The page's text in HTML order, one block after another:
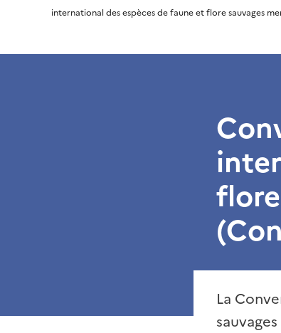
international des espèces de faune et flore sauvages
La